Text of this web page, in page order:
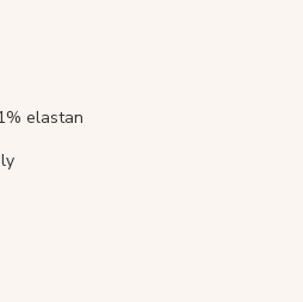
elastan